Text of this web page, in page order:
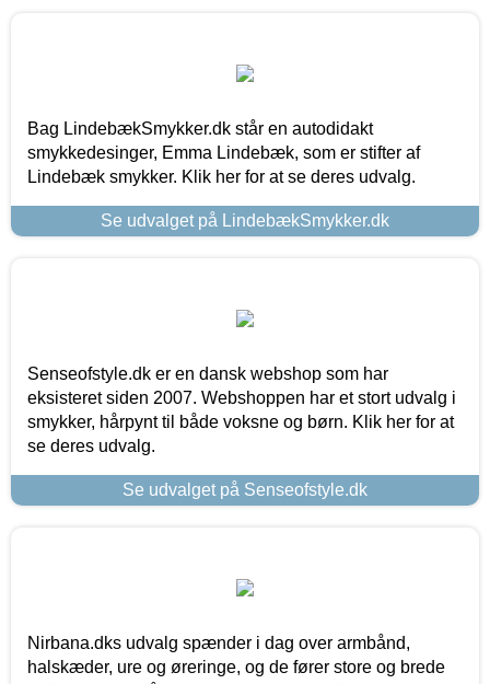
Bag LindebækSmykker.dk står en autodidakt
smykkedesinger, Emma Lindebæk, som er stifter af
Lindebæk smykker. Klik her for at se deres udvalg.
Se udvalget på LindebækSmykker.dk
Senseofstyle.dk er en dansk webshop som har
eksisteret siden 2007. Webshoppen har et stort udvalg i
smykker, hårpynt til både voksne og børn. Klik her for at
se deres udvalg.
Se udvalget på Senseofstyle.dk
Nirbana.dks udvalg spænder i dag over armbånd,
halskæder, ure og øreringe, og de fører store og brede